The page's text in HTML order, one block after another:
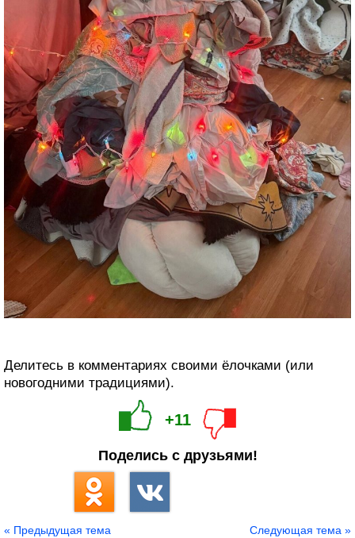
Делитесь в комментариях своими ёлочками (или
новогодними традициями).
+11
Поделись с друзьями!
« Предыдущая тема Следующая тема »